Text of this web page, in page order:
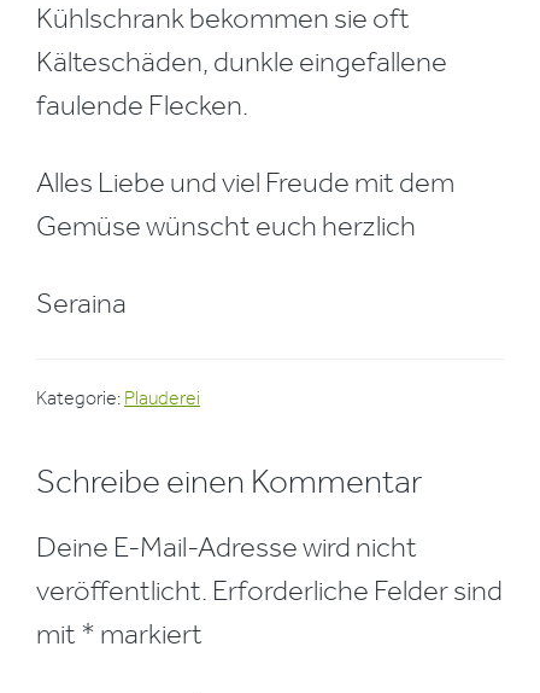
Kühlschrank bekommen sie oft
Kälteschäden, dunkle eingefallene
faulende Flecken.
Alles Liebe und viel Freude mit dem
Gemüse wünscht euch herzlich
Seraina
Kategorie: Plauderei
Leser-
Schreibe einen Kommentar
Deine E-Mail-Adresse wird nicht
veröffentlicht. Erforderliche Felder sind
mit * markiert